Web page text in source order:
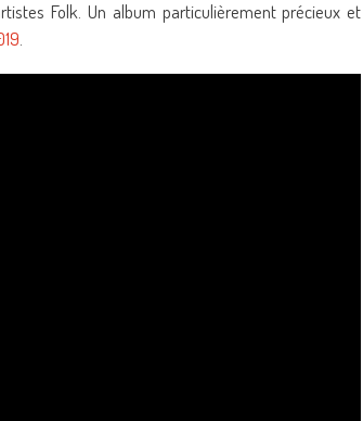
Folk. Un album particulièrement précieux et